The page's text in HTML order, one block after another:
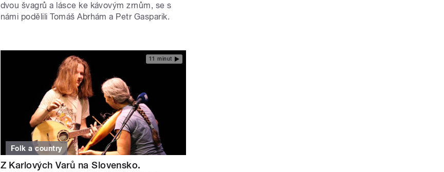
dvou švagrů a lásce ke kávovým zrnům, se s
námi podělili Tomáš Abrhám a Petr Gasparik.
11 minut
Folk a country
Z Karlových Varů na Slovensko.